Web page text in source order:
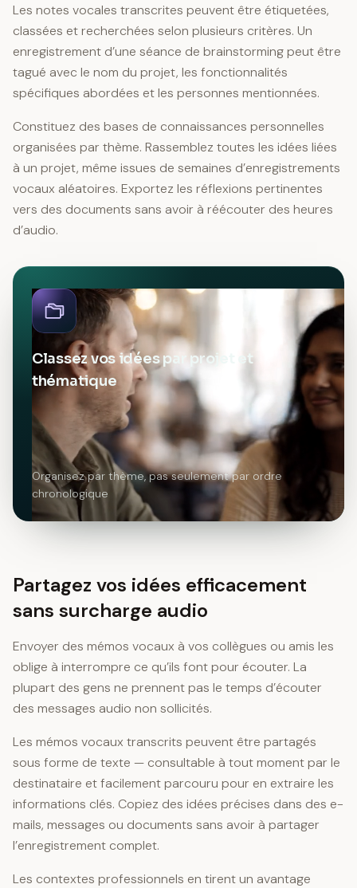
Les notes vocales transcrites peuvent être étiquetées,
classées et recherchées selon plusieurs critères. Un
enregistrement d’une séance de brainstorming peut être
tagué avec le nom du projet, les fonctionnalités
spécifiques abordées et les personnes mentionnées.
Constituez des bases de connaissances personnelles
organisées par thème. Rassemblez toutes les idées liées
à un projet, même issues de semaines d’enregistrements
vocaux aléatoires. Exportez les réflexions pertinentes
vers des documents sans avoir à réécouter des heures
d’audio.
Classez vos idées par projet et
thématique
Organisez par thème, pas seulement par ordre
chronologique
Partagez vos idées efficacement
sans surcharge audio
Envoyer des mémos vocaux à vos collègues ou amis les
oblige à interrompre ce qu’ils font pour écouter. La
plupart des gens ne prennent pas le temps d’écouter
des messages audio non sollicités.
Les mémos vocaux transcrits peuvent être partagés
sous forme de texte — consultable à tout moment par le
destinataire et facilement parcouru pour en extraire les
informations clés. Copiez des idées précises dans des e-
mails, messages ou documents sans avoir à partager
l’enregistrement complet.
Les contextes professionnels en tirent un avantage